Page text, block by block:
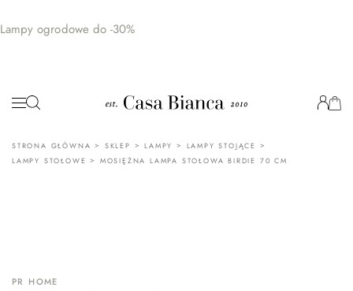
Lampy ogrodowe do -30%
STRONA GŁÓWNA > SKLEP >LAMPY > LAMPY STOJĄCE >
LAMPY STOŁOWE > MOSIĘŻNA LAMPA STOŁOWA BIRDIE 70 CM
PR HOME